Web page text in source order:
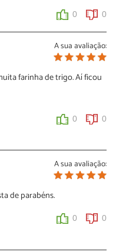
0 0
A sua avaliação:
farinha de trigo. Aí ficou
0 0
Da próxima vez coloque
pronto 🙂
A sua avaliação:
de parabéns.
0 0